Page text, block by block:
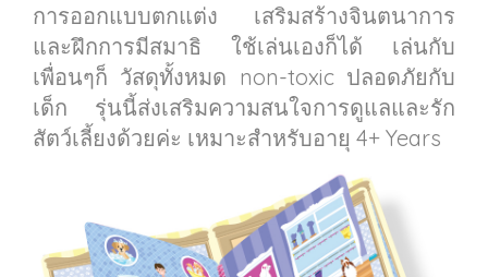
การออกแบบตกแต่ง เสริมสร้างจินตนาการ
และฝึกการมีสมาธิ ใช้เล่นเองก็ได้ เล่นกับ
เพื่อนๆก็ วัสดุทั้งหมด non-toxic ปลอดภัยกับ
เด็ก รุ่นนี้ส่งเสริมความสนใจการดูแลและรัก
สัตว์เลี้ยงด้วยค่ะ เหมาะสำหรับอายุ 4+ Years